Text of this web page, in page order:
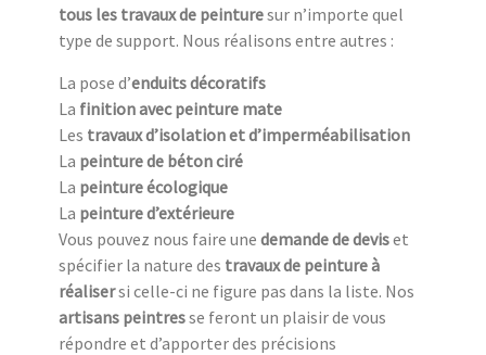
tous les travaux de peinturesur n’importe quel
type de support. Nous réalisons entre autres :
La pose d’enduits décoratifs
La finition avec peinture mate
Les travaux d’isolation et d’imperméabilisation
La peinture de béton ciré
La peinture écologique
La peinture d’extérieure
Vous pouvez nous faire une demande de deviset
spécifier la nature des travaux de peinture à
réalisersi celle-ci ne figure pas dans la liste. Nos
artisans peintresse feront un plaisir de vous
répondre et d’apporter des précisions